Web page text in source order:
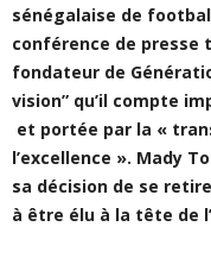
sénégalaise de
conférence de presse
fondateur de
vision” qu’il compte
et portée par la «
l’excellence ». Mady
sa décision de se
à être élu à la tête de